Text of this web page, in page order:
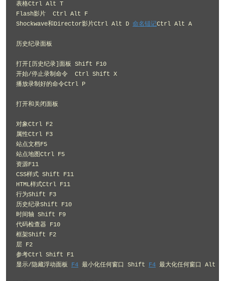
表格Ctrl Alt T
Flash影片  Ctrl Alt F
Shockwave和Director影片Ctrl Alt D 命名锚记Ctrl Alt A
历史纪录面板
打开[历史纪录]面板 Shift F10
开始/停止录制命令  Ctrl Shift X
播放录制好的命令Ctrl P
打开和关闭面板
对象Ctrl F2
属性Ctrl F3
站点文档F5
站点地图Ctrl F5
资源F11
CSS样式 Shift F11
HTML样式Ctrl F11
行为Shift F3
历史纪录Shift F10
时间轴 Shift F9
代码检查器 F10
框架Shift F2
层 F2
参考Ctrl Shift F1
显示/隐藏浮动面板 F4 最小化任何窗口 Shift F4 最大化任何窗口 Alt